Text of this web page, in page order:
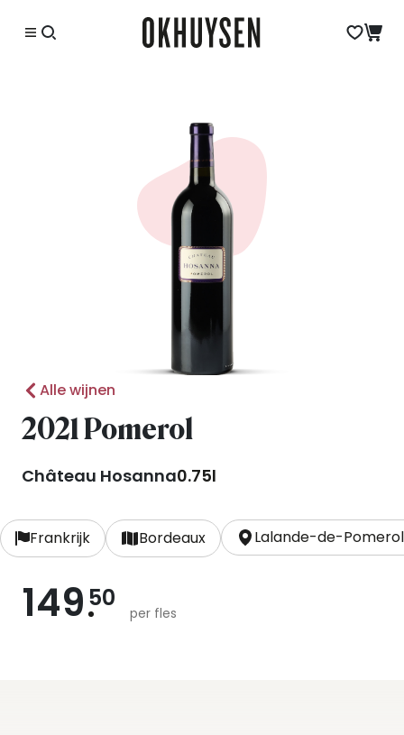
Alle wijnen
2021 Pomerol
Château Hosanna0.75l
Frankrijk Bordeaux Lalande-de-
149 50
per fles